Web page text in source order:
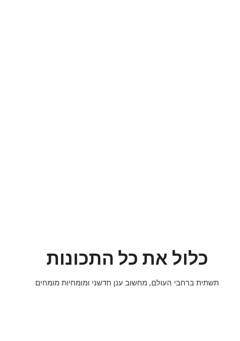
כלול את כל התכונות
תשתית ברחבי העולם, מחשוב ענן חדשני ומומחיות מומחים